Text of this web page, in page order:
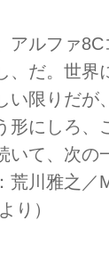
アルファ
、だ。世界
い限りだが
形にしろ、
いて、次の
荒川雅之／
り）